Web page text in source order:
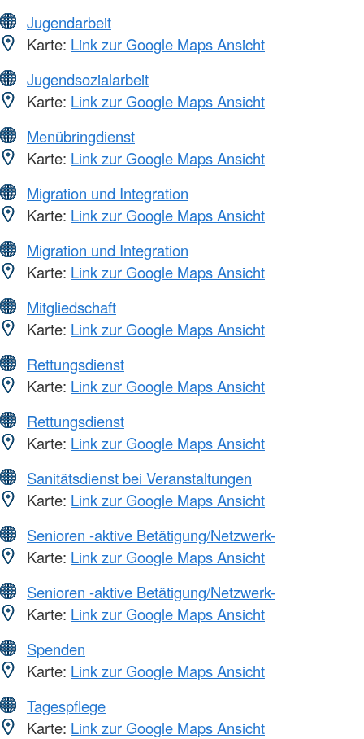
Jugendarbeit
Karte: Link zur Google Maps Ansicht
Jugendsozialarbeit
Karte: Link zur Google Maps Ansicht
Menübringdienst
Karte: Link zur Google Maps Ansicht
Migration und Integration
Karte: Link zur Google Maps Ansicht
Migration und Integration
Karte: Link zur Google Maps Ansicht
Mitgliedschaft
Karte: Link zur Google Maps Ansicht
Rettungsdienst
Karte: Link zur Google Maps Ansicht
Rettungsdienst
Karte: Link zur Google Maps Ansicht
Sanitätsdienst bei Veranstaltungen
Karte: Link zur Google Maps Ansicht
Senioren -aktive Betätigung/Netzwerk-
Karte: Link zur Google Maps Ansicht
Senioren -aktive Betätigung/Netzwerk-
Karte: Link zur Google Maps Ansicht
Spenden
Karte: Link zur Google Maps Ansicht
Tagespflege
Karte: Link zur Google Maps Ansicht